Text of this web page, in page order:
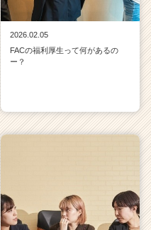
2026.02.05
FACの福利厚生って何があるの
ー？